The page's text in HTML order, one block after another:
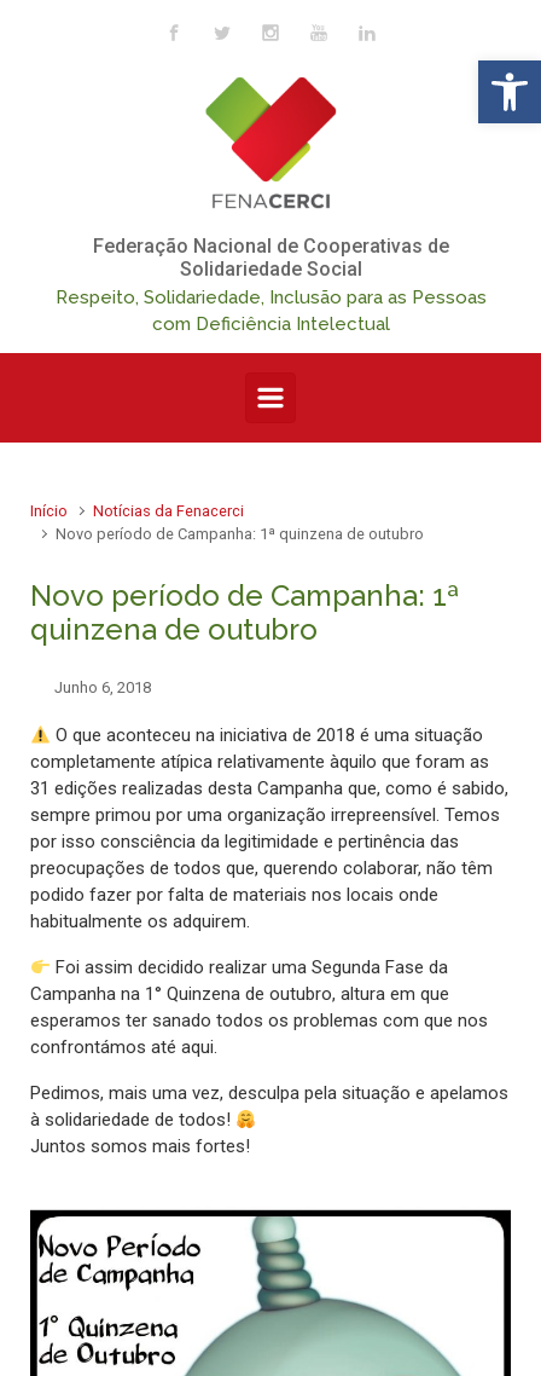
Skip to main content
Federação Nacional de Cooperativas de
Solidariedade Social
Respeito, Solidariedade, Inclusão para as Pessoas
com Deficiência Intelectual
Início
Notícias da Fenacerci
Novo período de Campanha: 1ª quinzena de outubro
Novo período de Campanha: 1ª
quinzena de outubro
Junho 6, 2018
O que aconteceu na iniciativa de 2018 é uma situação
completamente atípica relativamente àquilo que foram as
31 edições realizadas desta Campanha que, como é sabido,
sempre primou por uma organização irrepreensível. Temos
por isso consciência da legitimidade e pertinência das
preocupações de todos que, querendo colaborar, não têm
podido fazer por falta de materiais nos locais onde
habitualmente os adquirem.
Foi assim decidido realizar uma Segunda Fase da
Campanha na 1° Quinzena de outubro, altura em que
esperamos ter sanado todos os problemas com que nos
confrontámos até aqui.
Pedimos, mais uma vez, desculpa pela situação e apelamos
à solidariedade de todos!
Juntos somos mais fortes!